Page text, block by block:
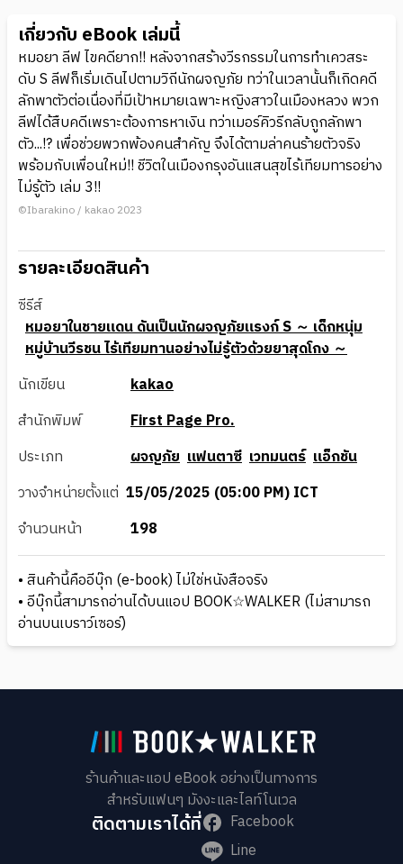
เกี่ยวกับ eBook เล่มนี้
หมอยา ลีฟ ไขคดียาก!! หลังจากสร้างวีรกรรมในการทำเควสระ
ดับ S ลีฟก็เริ่มเดินไปตามวิถีนักผจญภัย ทว่าในเวลานั้นก็เกิดคดี
ลักพาตัวต่อเนื่องที่มีเป้าหมายเฉพาะหญิงสาวในเมืองหลวง พวก
ลีฟได้สืบคดีเพราะต้องการหาเงิน ทว่าเมอร์คิวรีกลับถูกลักพา
ตัว...!? เพื่อช่วยพวกพ้องคนสำคัญ จึงได้ตามล่าคนร้ายตัวจริง
พร้อมกับเพื่อนใหม่!! ชีวิตในเมืองกรุงอันแสนสุขไร้เทียมทารอย่าง
ไม่รู้ตัว เล่ม 3!!
©Ibarakino / kakao 2023
รายละเอียดสินค้า
ซีรีส์
หมอยาในชายแดน ดันเป็นนักผจญภัยแรงก์ S ～ เด็กหนุ่ม
หมู่บ้านวีรชน ไร้เทียมทานอย่างไม่รู้ตัวด้วยยาสุดโกง ～
นักเขียน
kakao
สำนักพิมพ์
First Page Pro.
ประเภท
ผจญภัย แฟนตาซี เวทมนตร์ แอ็กชัน
วางจำหน่ายตั้งแต่ 15/05/2025 (05:00 PM) ICT
จำนวนหน้า
198
• สินค้านี้คืออีบุ๊ก (e-book) ไม่ใช่หนังสือจริง
• อีบุ๊กนี้สามารถอ่านได้บนแอป BOOK☆WALKER (ไม่สามารถ
อ่านบนเบราว์เซอร์)
ร้านค้าและแอป eBook อย่างเป็นทางการ
สำหรับแฟนๆ มังงะและไลท์โนเวล
ติดตามเราได้ที่
Facebook
Line